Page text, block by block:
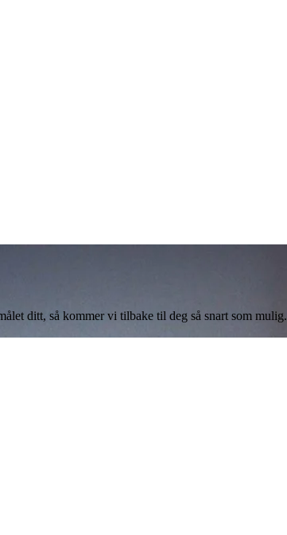
ditt, så kommer vi tilbake til deg så snart som mulig.